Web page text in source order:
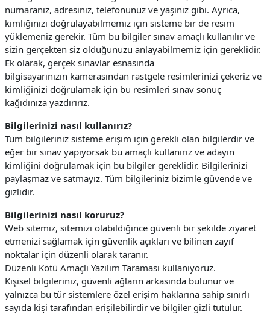
numaranız, adresiniz, telefonunuz ve yaşınız gibi. Ayrıca,
kimliğinizi doğrulayabilmemiz için sisteme bir de resim
yüklemeniz gerekir. Tüm bu bilgiler sınav amaçlı kullanılır ve
sizin gerçekten siz olduğunuzu anlayabilmemiz için gereklidir.
Ek olarak, gerçek sınavlar esnasında
bilgisayarınızın kamerasından rastgele resimlerinizi çekeriz ve
kimliğinizi doğrulamak için bu resimleri sınav sonuç
kağıdınıza yazdırırız.
Bilgilerinizi nasıl kullanırız?
Tüm bilgileriniz sisteme erişim için gerekli olan bilgilerdir ve
eğer bir sınav yapıyorsak bu amaçlı kullanırız ve adayın
kimliğini doğrulamak için bu bilgiler gereklidir. Bilgilerinizi
paylaşmaz ve satmayız. Tüm bilgileriniz bizimle güvende ve
gizlidir.
Bilgilerinizi nasıl koruruz?
Web sitemiz, sitemizi olabildiğince güvenli bir şekilde ziyaret
etmenizi sağlamak için güvenlik açıkları ve bilinen zayıf
noktalar için düzenli olarak taranır.
Düzenli Kötü Amaçlı Yazılım Taraması kullanıyoruz.
Kişisel bilgileriniz, güvenli ağların arkasında bulunur ve
yalnızca bu tür sistemlere özel erişim haklarına sahip sınırlı
sayıda kişi tarafından erişilebilirdir ve bilgiler gizli tutulur.